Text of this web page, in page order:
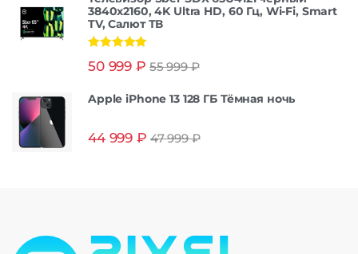
3840x2160, 4K Ultra HD, 60 Гц, Wi-Fi, Smart
TV, Салют ТВ
из 5
50 999 ₽ 55 999₽
Apple iPhone 13 128 ГБ Тёмная ночь
44 999 ₽ 47 999₽